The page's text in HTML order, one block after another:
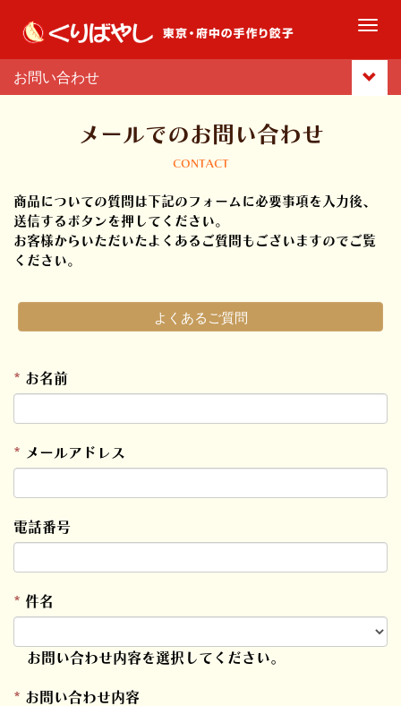
M
n
お問い合わせ
メールでのお問い合わせ
CONTACT
商品についての質問は下記のフォームに必要事項を入力後、
送信するボタンを押してください。
お客様からいただいたよくあるご質問もございますのでご覧
ください。
よくあるご質問
* お名前
* メールアドレス
電話番号
* 件名
お問い合わせ内容を選択してください。
* お問い合わせ内容